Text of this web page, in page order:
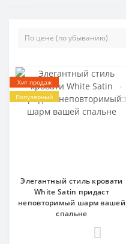
Хит продаж
Популярный
Элегантный стиль кровати
White Satin придаст
неповторимый шарм вашей
спальне